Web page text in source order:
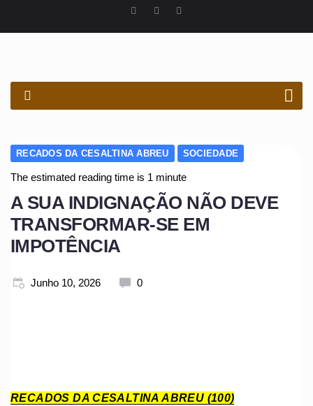
RECADOS DA CESALTINA ABREU SOCIEDADE
The estimated reading time is 1 minute
A SUA INDIGNAÇÃO NÃO DEVE
TRANSFORMAR-SE EM
IMPOTÊNCIA
Junho 10, 2026 0
RECADOS DA CESALTINA ABREU (100)